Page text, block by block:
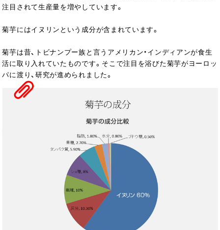
注目されて生産量を増やしています。
菊芋にはイヌリンという成分が含まれています。
菊芋は昔、トビナンプー族と言うアメリカン・インディアンが食生
活に取り入れていたものです。そこで注目を浴びた菊芋がヨーロッ
パに渡り、研究が進められました。